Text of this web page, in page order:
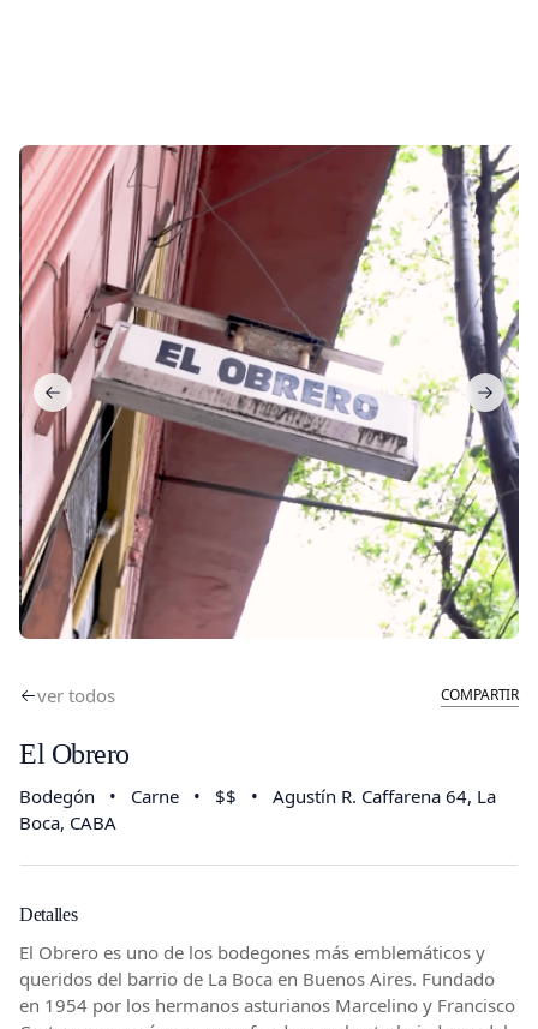
ver todos COMPARTIR
El Obrero
Bodegón • Carne • $$ • Agustín R. Caffarena 64, La
Boca, CABA
Detalles
El Obrero es uno de los bodegones más emblemáticos y
queridos del barrio de La Boca en Buenos Aires. Fundado
en 1954 por los hermanos asturianos Marcelino y Francisco